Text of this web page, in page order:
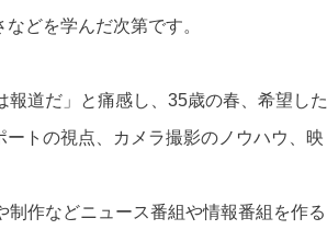
どを学んだ次第です。
道だ」と痛感し、35歳の春、希望した
トの視点、カメラ撮影のノウハウ、映
作などニュース番組や情報番組を作る